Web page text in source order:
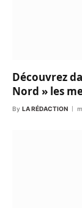
Découvrez
Nord » les
By LA RÉDACTION